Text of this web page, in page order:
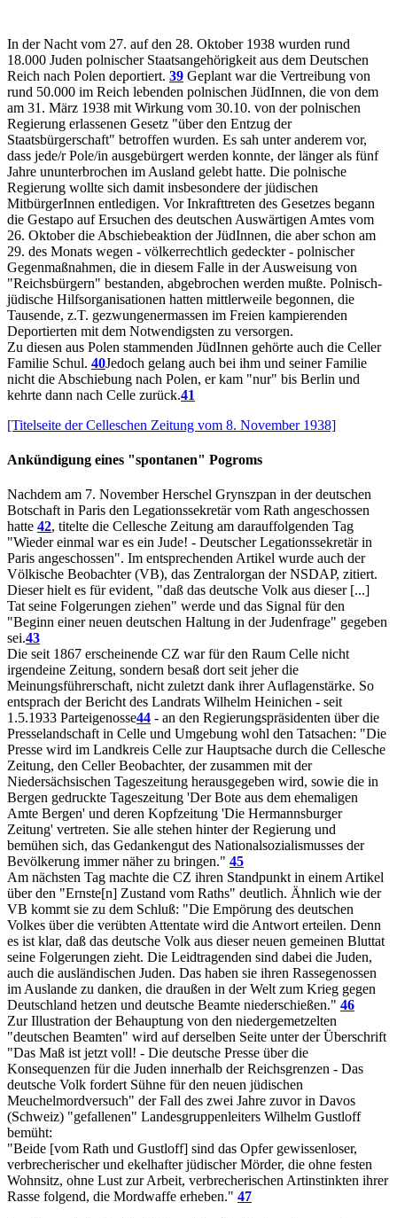
In der Nacht vom 27. auf den 28. Oktober 1938 wurden rund
18.000 Juden polnischer Staatsangehörigkeit aus dem Deutschen
Reich nach Polen deportiert. 39 Geplant war die Vertreibung von
rund 50.000 im Reich lebenden polnischen JüdInnen, die von dem
am 31. März 1938 mit Wirkung vom 30.10. von der polnischen
Regierung erlassenen Gesetz "über den Entzug der
Staatsbürgerschaft" betroffen wurden. Es sah unter anderem vor,
dass jede/r Pole/in ausgebürgert werden konnte, der länger als fünf
Jahre ununterbrochen im Ausland gelebt hatte. Die polnische
Regierung wollte sich damit insbesondere der jüdischen
MitbürgerInnen entledigen. Vor Inkrafttreten des Gesetzes begann
die Gestapo auf Ersuchen des deutschen Auswärtigen Amtes vom
26. Oktober die Abschiebeaktion der JüdInnen, die aber schon am
29. des Monats wegen - völkerrechtlich gedeckter - polnischer
Gegenmaßnahmen, die in diesem Falle in der Ausweisung von
"Reichsbürgern" bestanden, abgebrochen werden mußte. Polnisch-
jüdische Hilfsorganisationen hatten mittlerweile begonnen, die
Tausende, z.T. gezwungenermassen im Freien kampierenden
Deportierten mit dem Notwendigsten zu versorgen.
Zu diesen aus Polen stammenden JüdInnen gehörte auch die Celler
Familie Schul. 40Jedoch gelang auch bei ihm und seiner Familie
nicht die Abschiebung nach Polen, er kam "nur" bis Berlin und
kehrte dann nach Celle zurück.41
[Titelseite der Celleschen Zeitung vom 8. November 1938]
Ankündigung eines "spontanen" Pogroms
Nachdem am 7. November Herschel Grynszpan in der deutschen
Botschaft in Paris den Legationssekretär vom Rath angeschossen
hatte 42, titelte die Cellesche Zeitung am darauffolgenden Tag
"Wieder einmal war es ein Jude! - Deutscher Legationssekretär in
Paris angeschossen". Im entsprechenden Artikel wurde auch der
Völkische Beobachter (VB), das Zentralorgan der NSDAP, zitiert.
Dieser hielt es für evident, "daß das deutsche Volk aus dieser [...]
Tat seine Folgerungen ziehen" werde und das Signal für den
"Beginn einer neuen deutschen Haltung in der Judenfrage" gegeben
sei.43
Die seit 1867 erscheinende CZ war für den Raum Celle nicht
irgendeine Zeitung, sondern besaß dort seit jeher die
Meinungsführerschaft, nicht zuletzt dank ihrer Auflagenstärke. So
entsprach der Bericht des Landrats Wilhelm Heinichen - seit
1.5.1933 Parteigenosse44 - an den Regierungspräsidenten über die
Presselandschaft in Celle und Umgebung wohl den Tatsachen: "Die
Presse wird im Landkreis Celle zur Hauptsache durch die Cellesche
Zeitung, den Celler Beobachter, der zusammen mit der
Niedersächsischen Tageszeitung herausgegeben wird, sowie die in
Bergen gedruckte Tageszeitung 'Der Bote aus dem ehemaligen
Amte Bergen' und deren Kopfzeitung 'Die Hermannsburger
Zeitung' vertreten. Sie alle stehen hinter der Regierung und
bemühen sich, das Gedankengut des Nationalsozialismusses der
Bevölkerung immer näher zu bringen." 45
Am nächsten Tag machte die CZ ihren Standpunkt in einem Artikel
über den "Ernste[n] Zustand vom Raths" deutlich. Ähnlich wie der
VB kommt sie zu dem Schluß: "Die Empörung des deutschen
Volkes über die verübten Attentate wird die Antwort erteilen. Denn
es ist klar, daß das deutsche Volk aus dieser neuen gemeinen Bluttat
seine Folgerungen zieht. Die Leidtragenden sind dabei die Juden,
auch die ausländischen Juden. Das haben sie ihren Rassegenossen
im Auslande zu danken, die draußen in der Welt zum Krieg gegen
Deutschland hetzen und deutsche Beamte niederschießen." 46
Zur Illustration der Behauptung von den niedergemetzelten
"deutschen Beamten" wird auf derselben Seite unter der Überschrift
"Das Maß ist jetzt voll! - Die deutsche Presse über die
Konsequenzen für die Juden innerhalb der Reichsgrenzen - Das
deutsche Volk fordert Sühne für den neuen jüdischen
Meuchelmordversuch" der Fall des zwei Jahre zuvor in Davos
(Schweiz) "gefallenen" Landesgruppenleiters Wilhelm Gustloff
bemüht:
"Beide [vom Rath und Gustloff] sind das Opfer gewissenloser,
verbrecherischer und ekelhafter jüdischer Mörder, die ohne festen
Wohnsitz, ohne Lust zur Arbeit, verbrecherischen Artinstinkten ihrer
Rasse folgend, die Mordwaffe erheben." 47